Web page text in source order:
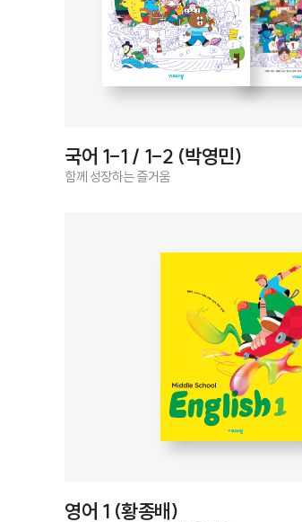
국어 1-1 / 1-2 (박영민)
함께 성장하는 즐거움
영어 1 (황종배)